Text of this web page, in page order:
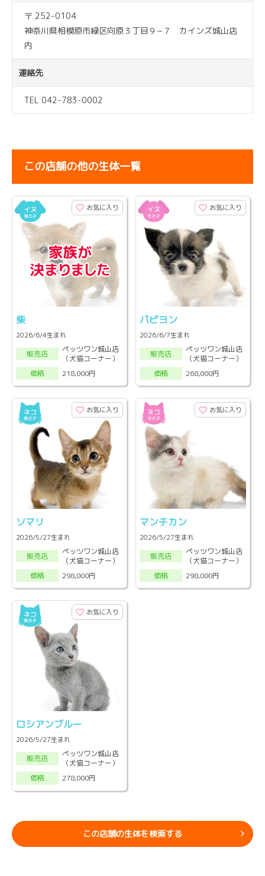
〒 252-0104
神奈川県相模原市緑区向原３丁目９−７ カインズ城山店
内
連絡先
TEL 042-783-0002
この店舗の他の生体一覧
お気に入り
柴
2026/6/4生まれ
販売店
ペッツワン城山店
（犬猫コーナー）
価格
218,000円
お気に入り
パピヨン
2026/6/7生まれ
販売店
ペッツワン城山店
（犬猫コーナー）
価格
268,000円
お気に入り
ソマリ
2026/5/27生まれ
販売店
ペッツワン城山店
（犬猫コーナー）
価格
298,000円
お気に入り
マンチカン
2026/5/27生まれ
販売店
ペッツワン城山店
（犬猫コーナー）
価格
298,000円
お気に入り
ロシアンブルー
2026/5/27生まれ
販売店
ペッツワン城山店
（犬猫コーナー）
価格
278,000円
この店舗の生体を検索する